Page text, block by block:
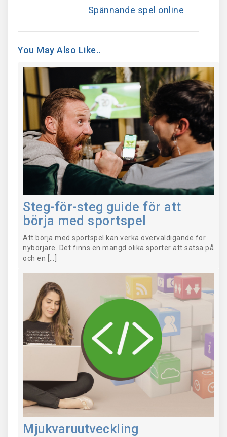
Spännande spel online
You May Also Like..
Steg-för-steg guide för att
börja med sportspel
Att börja med sportspel kan verka överväldigande för
nybörjare. Det finns en mängd olika sporter att satsa på
och en […]
Mjukvaruutveckling